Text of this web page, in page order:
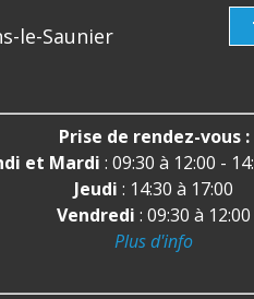
le-Saunier
Prise de rendez-vous :
et Mardi : 09:30 à 12:00 -
Jeudi : 14:30 à 17:00
Vendredi : 09:30 à 12:00
Plus d'info